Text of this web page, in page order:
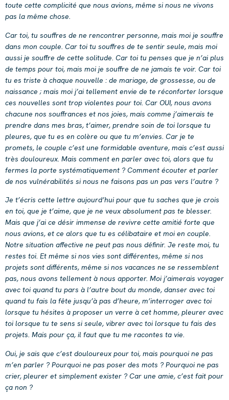
toute cette complicité que nous avions, même si nous ne vivons
pas la même chose.
Car toi, tu souffres de ne rencontrer personne, mais moi je souffre
dans mon couple. Car toi tu souffres de te sentir seule, mais moi
aussi je souffre de cette solitude. Car toi tu penses que je n’ai plus
de temps pour toi, mais moi je souffre de ne jamais te voir. Car toi
tu es triste à chaque nouvelle : de mariage, de grossesse, ou de
naissance ; mais moi j’ai tellement envie de te réconforter lorsque
ces nouvelles sont trop violentes pour toi. Car OUI, nous avons
chacune nos souffrances et nos joies, mais comme j’aimerais te
prendre dans mes bras, t’aimer, prendre soin de toi lorsque tu
pleures, que tu es en colère ou que tu m’envies. Car je te
promets, le couple c’est une formidable aventure, mais c’est aussi
très douloureux. Mais comment en parler avec toi, alors que tu
fermes la porte systématiquement ? Comment écouter et parler
de nos vulnérabilités si nous ne faisons pas un pas vers l’autre ?
Je t’écris cette lettre aujourd’hui pour que tu saches que je crois
en toi, que je t’aime, que je ne veux absolument pas te blesser.
Mais que j’ai ce désir immense de revivre cette amitié forte que
nous avions, et ce alors que tu es célibataire et moi en couple.
Notre situation affective ne peut pas nous définir. Je reste moi, tu
restes toi. Et même si nos vies sont différentes, même si nos
projets sont différents, même si nos vacances ne se ressemblent
pas, nous avons tellement à nous apporter. Moi j’aimerais voyager
avec toi quand tu pars à l’autre bout du monde, danser avec toi
quand tu fais la fête jusqu’à pas d’heure, m’interroger avec toi
lorsque tu hésites à proposer un verre à cet homme, pleurer avec
toi lorsque tu te sens si seule, vibrer avec toi lorsque tu fais des
projets. Mais pour ça, il faut que tu me racontes ta vie.
Oui, je sais que c’est douloureux pour toi, mais pourquoi ne pas
m’en parler ? Pourquoi ne pas poser des mots ? Pourquoi ne pas
crier, pleurer et simplement exister ? Car une amie, c’est fait pour
ça non ?